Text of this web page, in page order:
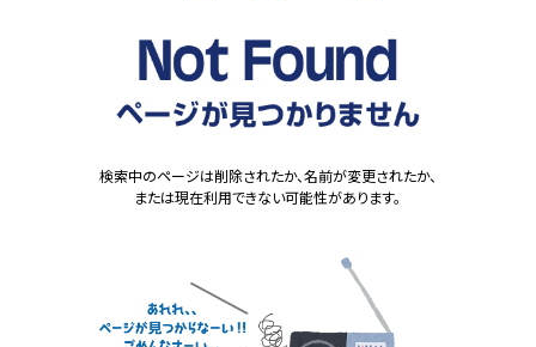
検索中のページは削除されたか、名前が変更されたか、
または現在利用できない可能性があります。